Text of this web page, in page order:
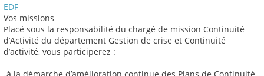
EDF
Vos missions
Placé sous la responsabilité du chargé de mission Continuité
d’Activité du département Gestion de crise et Continuité
d’activité, vous participerez :